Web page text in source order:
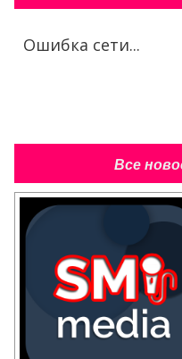
Ошибка сети...
Все